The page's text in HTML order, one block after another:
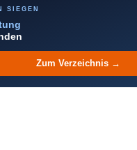
SIEGEN
Zum Verzeichnis →